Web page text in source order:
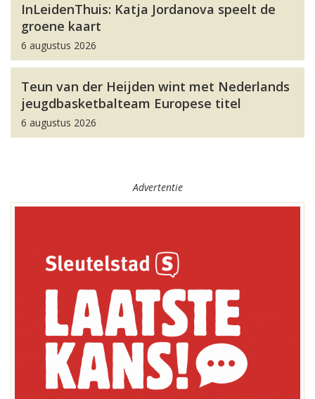
InLeidenThuis: Katja Jordanova speelt de
groene kaart
6 augustus 2026
Teun van der Heijden wint met Nederlands
jeugdbasketbalteam Europese titel
6 augustus 2026
Advertentie